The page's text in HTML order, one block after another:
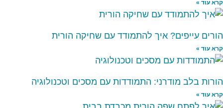
קרא עוד »
הורים עייפים? איך להתמודד עם שחיקה הורית
קרא עוד »
הורות בלב מודרני: התמודדות עם מסכים וטכנולוגיה
קרא עוד »